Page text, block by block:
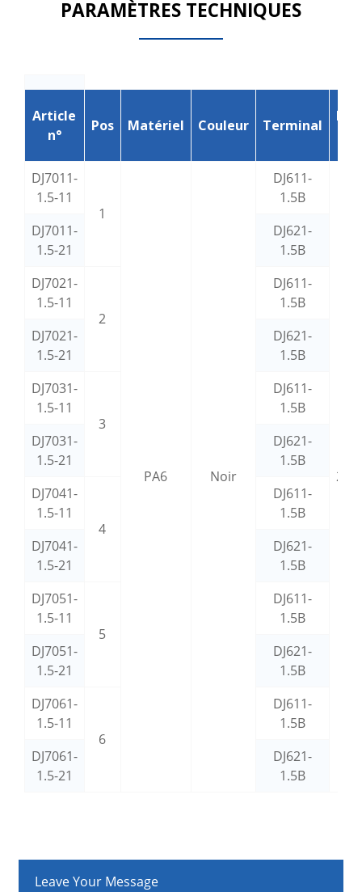
PARAMÈTRES TECHNIQUES
Article
n°
Pos Matériel Couleur Terminal
DJ7011-
1.5-11
1
PA6 Noir
DJ611-
1.5B
DJ7011-
1.5-21
DJ621-
1.5B
DJ7021-
1.5-11
2
DJ611-
1.5B
DJ7021-
1.5-21
DJ621-
1.5B
DJ7031-
1.5-11
3
DJ611-
1.5B
DJ7031-
1.5-21
DJ621-
1.5B
DJ7041-
1.5-11
4
DJ611-
1.5B
DJ7041-
1.5-21
DJ621-
1.5B
DJ7051-
1.5-11
5
DJ611-
1.5B
DJ7051-
1.5-21
DJ621-
1.5B
DJ7061-
1.5-11
6
DJ611-
1.5B
DJ7061-
1.5-21
DJ621-
1.5B
Leave Your Message